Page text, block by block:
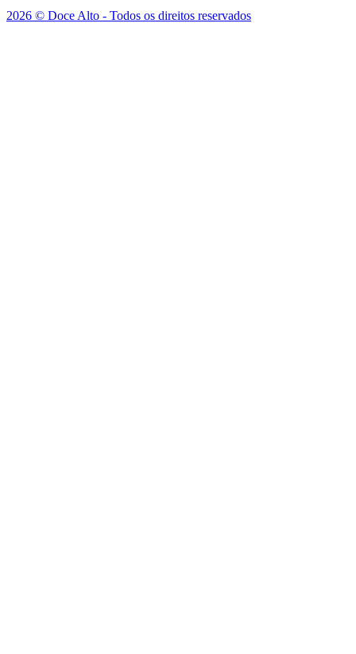
2026 © Doce Alto - Todos os direitos reservados